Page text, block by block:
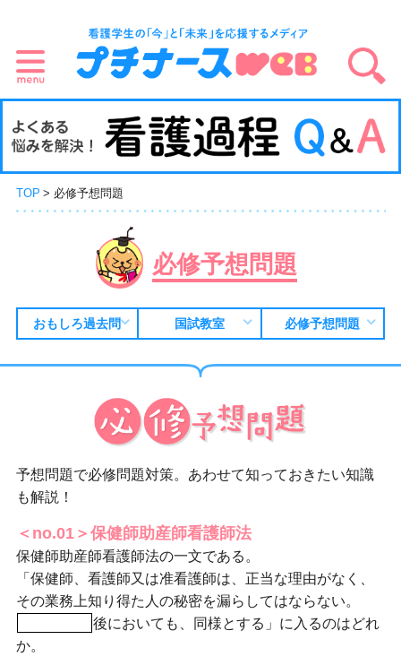
TOP 必修予想問題
必修予想問題
おもしろ過去問 国試教室 必修予想問題
予想問題で必修問題対策。あわせて知っておきたい知識
も解説！
＜no.01＞保健師助産師看護師法
保健師助産師看護師法の一文である。
「保健師、看護師又は准看護師は、正当な理由がなく、
その業務上知り得た人の秘密を漏らしてはならない。
後においても、同様とする」に入るのはどれ
か。